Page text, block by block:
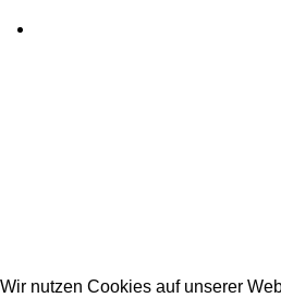
Wir nutzen Cookies auf unserer